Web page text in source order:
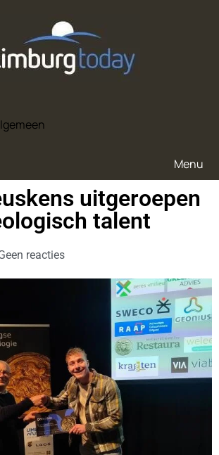
Menu
uitgeroepen
talent
reacties